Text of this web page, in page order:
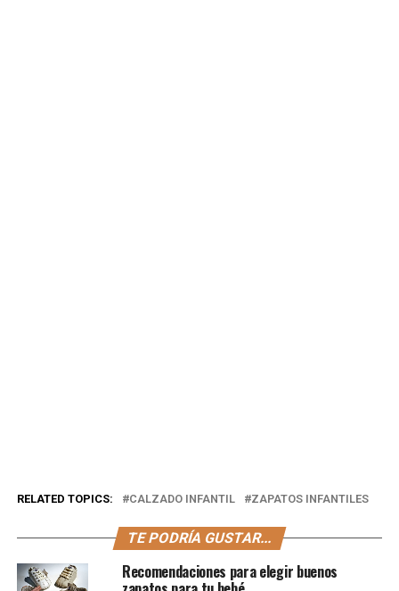
RELATED TOPICS: CALZADO INFANTIL ZAPATOS INFANTILES
TE PODRÍA GUSTAR...
Recomendaciones para elegir buenos